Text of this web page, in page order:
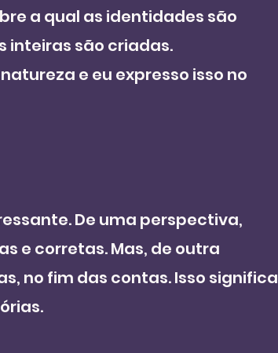
a qual as identidades são
inteiras são criadas.
e eu expresso isso no
De uma perspectiva,
e corretas. Mas, de outra
no fim das contas. Isso significa